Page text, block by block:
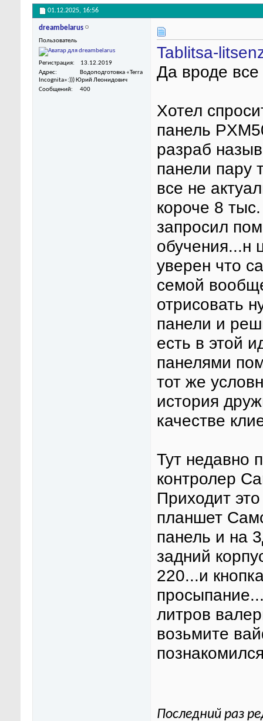
01.12.2025, 16:56
dreambelarus
Пользователь
Регистрация
13.12.2019
Адрес
Водоподготовка «Terra
Incognita»:))) Юрий Леонидович
Сообщений
400
Tablitsa-
Да вроде
Хотел
панель
разраб
панели пару
все не
короче 8
запросил
обучения...н
уверен что
семой
отрисовать
панели и
есть в этой
панелями
тот же
история
качестве
Тут недавно
контролер
Приходит
планшет
панель и на
задний
220...и
литров
возьмите
Последний раз